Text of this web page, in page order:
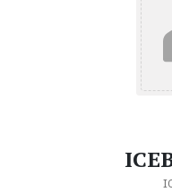
обсуждаемые